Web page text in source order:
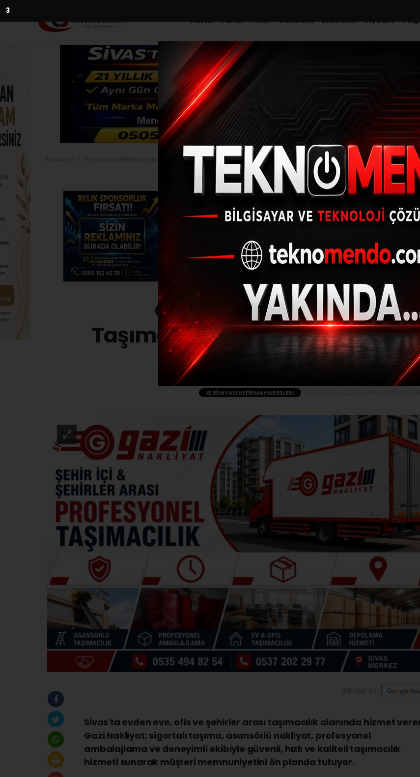
2
Kültür-Sanat-Tarih Gündem Ekonomi Siyaset
Gazi Nakliyat, Sivas'ta
Taşımacılığın Güvenilir Adresi
Ediyor
İŞ DÜNYASI VE FIRMA HABERLERI
Sivas'ta evden eve, ofis ve şehirler arası taşımacılık alanında hizmet
Gazi Nakliyat; sigortalı taşıma, asansörlü nakliyat, profesyonel
ambalajlama ve deneyimli ekibiyle güvenli, hızlı ve kaliteli taşımacılık
hizmeti sunarak müşteri memnuniyetini ön planda tutuyor.